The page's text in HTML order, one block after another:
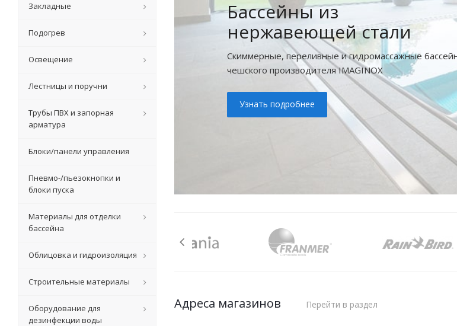
Композитные бассейны
Самый широкий модельный ряд композитных
бассейнов FRANMER
Узнать подробнее
Адреса магазинов Перейти в раздел
Закладные
Подогрев
Освещение
Лестницы и поручни
Трубы ПВХ и запорная
арматура
Блоки/панели управления
Пневмо-/пьезокнопки и
блоки пуска
Материалы для отделки
бассейна
Облицовка и гидроизоляция
Строительные материалы
Оборудование для
дезинфекции воды